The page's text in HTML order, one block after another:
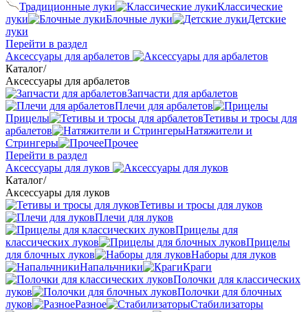
Традиционные луки
Классические
луки
Блочные луки
Детские
луки
Перейти в раздел
Аксессуары для арбалетов
Каталог/
Аксессуары для арбалетов
Запчасти для арбалетов
Плечи для арбалетов
Прицелы
Тетивы и тросы для
арбалетов
Натяжители и
Стрингеры
Прочее
Перейти в раздел
Аксессуары для луков
Каталог/
Аксессуары для луков
Тетивы и тросы для луков
Плечи для луков
Прицелы для
классических луков
Прицелы
для блочных луков
Наборы для луков
Напальчники
Краги
Полочки для классических
луков
Полочки для блочных
луков
Разное
Стабилизаторы